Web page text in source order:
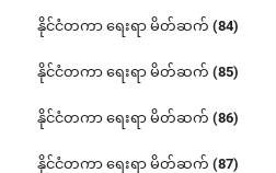
နိုင်ငံတကာ ရေးရာ မိတ်ဆက် (84)
နိုင်ငံတကာ ရေးရာ မိတ်ဆက် (85)
နိုင်ငံတကာ ရေးရာ မိတ်ဆက် (86)
နိုင်ငံတကာ ရေးရာ မိတ်ဆက် (87)